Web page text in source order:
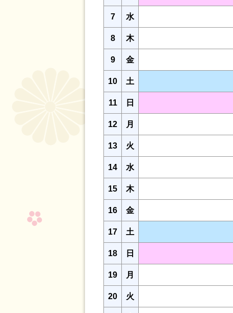
7 水
8 木
9 金
10 土
11 日
12 月
13 火
14 水
15 木
16 金
17 土
18 日
19 月
20 火